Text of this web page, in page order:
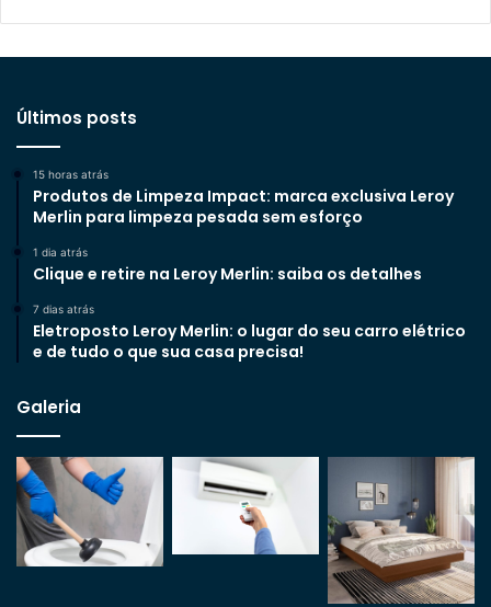
Últimos posts
15 horas atrás
Produtos de Limpeza Impact: marca exclusiva Leroy
Merlin para limpeza pesada sem esforço
1 dia atrás
Clique e retire na Leroy Merlin: saiba os detalhes
7 dias atrás
Eletroposto Leroy Merlin: o lugar do seu carro elétrico
e de tudo o que sua casa precisa!
Galeria